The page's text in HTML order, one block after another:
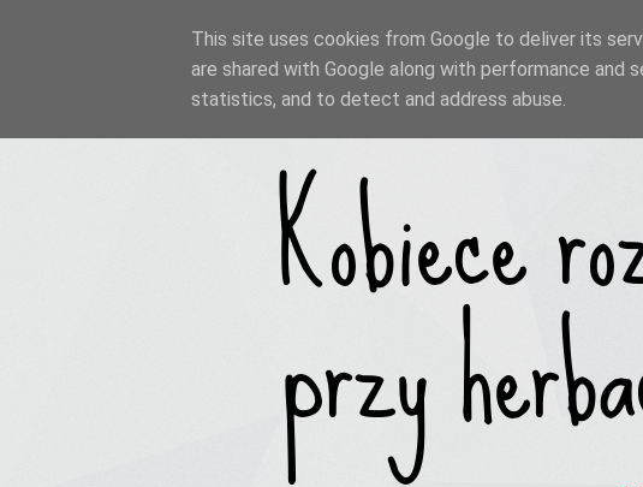
This site uses cookies from Google to deliver its
are shared with Google along with performance
statistics, and to detect and address abuse.